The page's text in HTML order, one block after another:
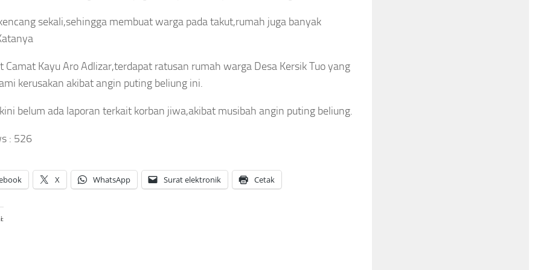
sekali,sehingga membuat warga pada takut,rumah juga banyak
Camat Kayu Aro Adlizar,terdapat ratusan rumah warga Desa Kersik Tuo yang
kerusakan akibat angin puting beliung ini.
belum ada laporan terkait korban jiwa,akibat musibah angin puting beliung.
: 526
X WhatsApp Surat elektronik Cetak
Saat
Setim
Maarten
Paes Pilih
Rival
Sekota
Asep
Marselino
Absen di
Laga
Penentu
Asep